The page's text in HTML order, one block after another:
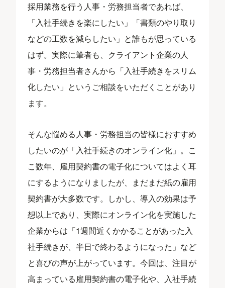
採用業務を行う人事・労務担当者であれば、
「入社手続きを楽にしたい」「書類のやり取り
などの工数を減らしたい」と誰もが思っている
はず。実際に筆者も、クライアント企業の人
事・労務担当者さんから「入社手続きをスリム
化したい」というご相談をいただくことがあり
ます。
そんな悩める人事・労務担当の皆様におすすめ
したいのが「入社手続きのオンライン化」。こ
こ数年、雇用契約書の電子化についてはよく耳
にするようになりましたが、まだまだ紙の雇用
契約書が大多数です。しかし、導入の効果は予
想以上であり、実際にオンライン化を実施した
企業からは「1週間近くかかることがあった入
社手続きが、半日で終わるようになった」など
と喜びの声が上がっています。今回は、注目が
高まっている雇用契約書の電子化や、入社手続